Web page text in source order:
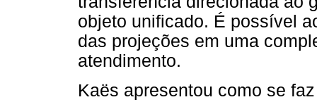
objeto unificado. É possível
das projeções em uma
atendimento.
Kaës apresentou como se